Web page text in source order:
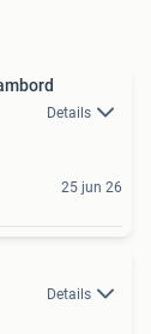
Details
25 jun 26
Details